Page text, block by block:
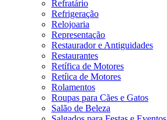
Refratário
Refrigeração
Relojoaria
Representação
Restaurador e Antiguidades
Restaurantes
Retífica de Motores
Retíica de Motores
Rolamentos
Roupas para Cães e Gatos
Salão de Beleza